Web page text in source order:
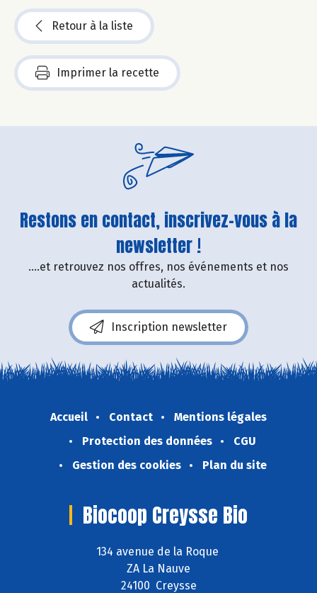
Retour à la liste
Imprimer la recette
Restons en contact, inscrivez-vous à la
newsletter !
....et retrouvez nos offres, nos événements et nos
actualités.
Inscription newsletter
Accueil Contact
Mentions légales
Protection des données
CGU
Gestion des cookies
Plan du site
Biocoop Creysse Bio
134 avenue de la Roque
ZA La Nauve
24100 Creysse